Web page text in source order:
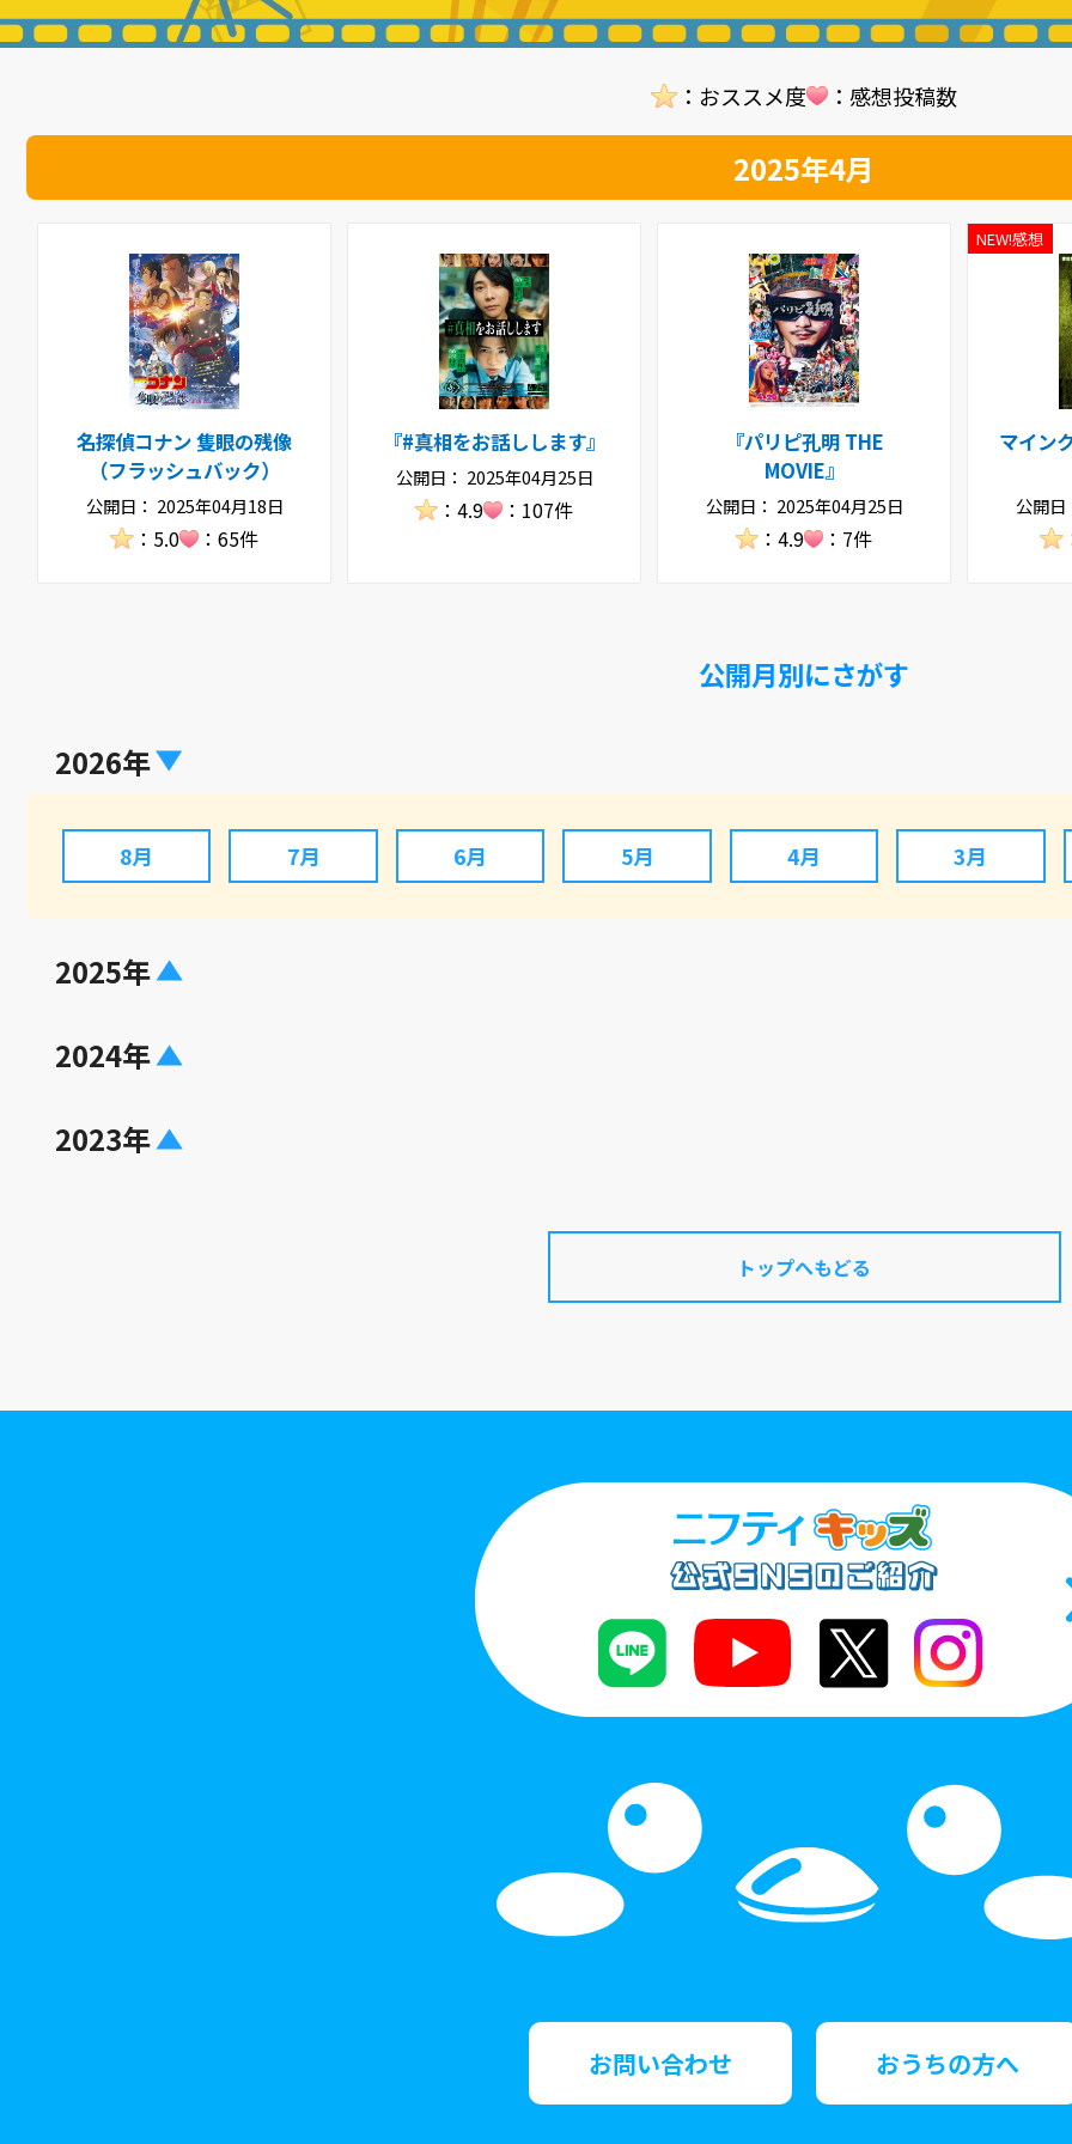
：おススメ度 ：感想投稿数
2025年4月
名探偵コナン 隻眼の残像
（フラッシュバック）
公開日： 2025年04月18日
：5.0 ：65件
『#真相をお話しします』
公開日： 2025年04月25日
：4.9 ：107件
『パリピ孔明 THE
MOVIE』
公開日： 2025年04月25日
：4.9 ：7件
マイン
公開日
公開月別にさがす
2026年
8月 7月 6月 5月 4月 3月
2025年
2024年
2023年
トップへもどる
お問い合わせ おうちの方へ